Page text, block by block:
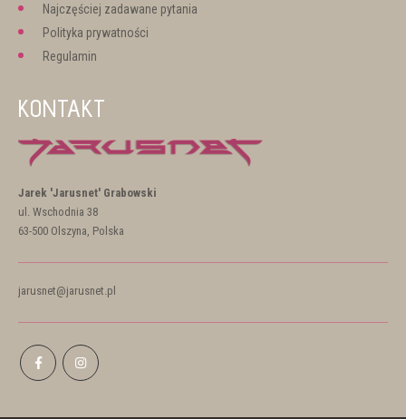
Najczęściej zadawane pytania
Polityka prywatności
Regulamin
KONTAKT
Jarek 'Jarusnet' Grabowski
ul. Wschodnia 38
63-500 Olszyna, Polska
jarusnet@jarusnet.pl